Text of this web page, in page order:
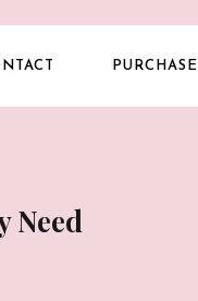
PURCHASE
Need